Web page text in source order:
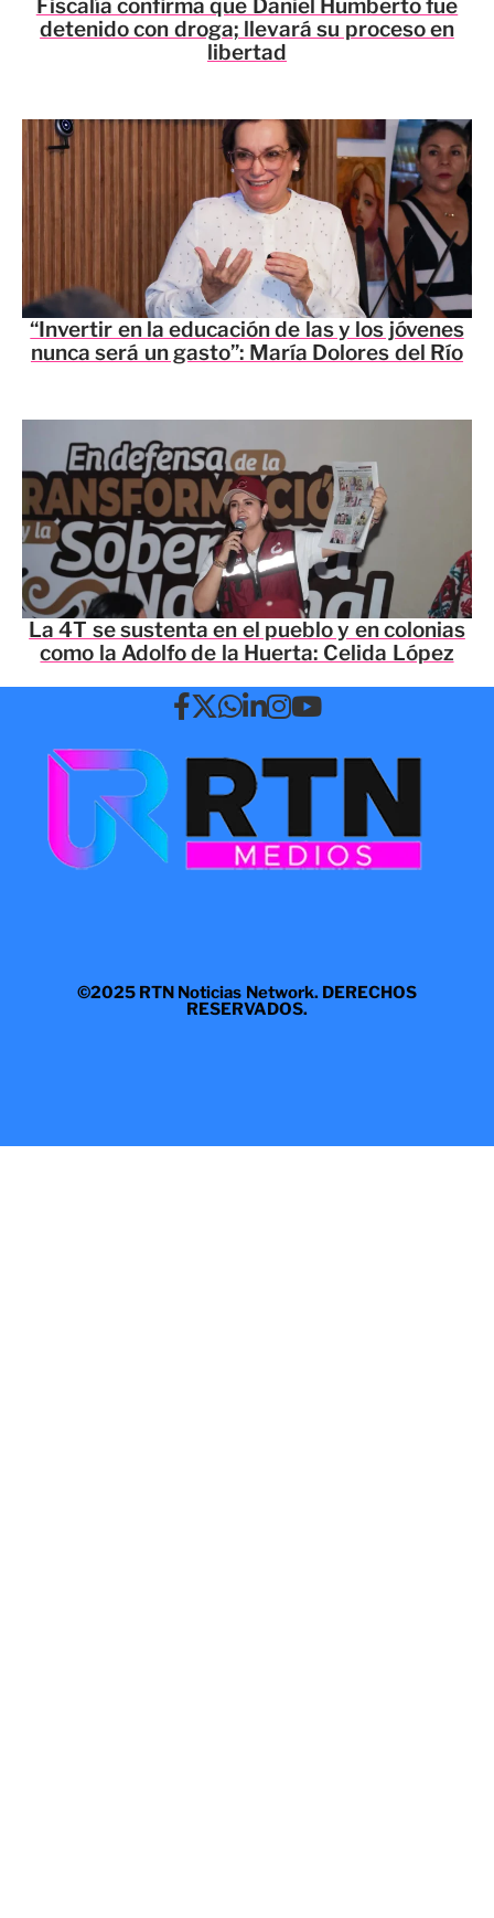
Fiscalía confirma que Daniel Humberto fue
detenido con droga; llevará su proceso en
libertad
“Invertir en la educación de las y los jóvenes
nunca será un gasto”: María Dolores del Río
La 4T se sustenta en el pueblo y en colonias
como la Adolfo de la Huerta: Celida López
©2025 RTN Noticias Network. DERECHOS
RESERVADOS.